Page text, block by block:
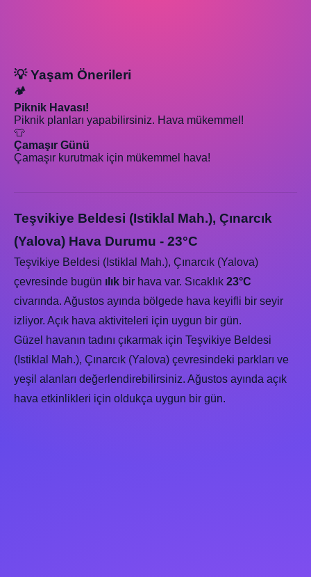
💡 Yaşam Önerileri
🏕️
Piknik Havası!
Piknik planları yapabilirsiniz. Hava mükemmel!
👕
Çamaşır Günü
Çamaşır kurutmak için mükemmel hava!
Teşvikiye Beldesi (Istiklal Mah.), Çınarcık
(Yalova) Hava Durumu - 23°C
Teşvikiye Beldesi (Istiklal Mah.), Çınarcık (Yalova)
çevresinde bugün ılık bir hava var. Sıcaklık 23°C
civarında. Ağustos ayında bölgede hava keyifli bir seyir
izliyor. Açık hava aktiviteleri için uygun bir gün.
Güzel havanın tadını çıkarmak için Teşvikiye Beldesi
(Istiklal Mah.), Çınarcık (Yalova) çevresindeki parkları ve
yeşil alanları değerlendirebilirsiniz. Ağustos ayında açık
hava etkinlikleri için oldukça uygun bir gün.